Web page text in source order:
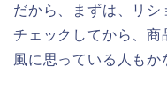
だから、まずは、リ
チェックしてから、商
風に思っている人もか